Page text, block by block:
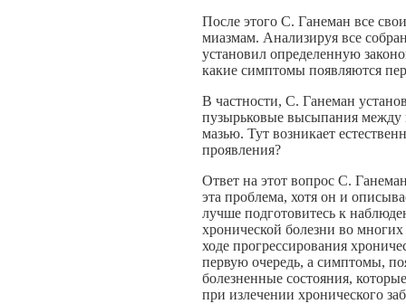
После этого С. Ганеман все
миазмам. Анализируя все
установил определенную
какие симптомы появляются
В частности, С. Ганеман
пузырьковые высыпания между
мазью. Тут возникает
проявления?
Ответ на этот вопрос С.
эта проблема, хотя он и
лучше подготовитесь к
хронической болезни во
ходе прогрессирования
первую очередь, а симптомы,
болезненные состояния,
при излечении хронического